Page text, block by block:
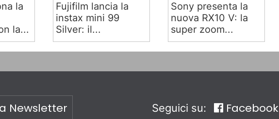
la
la...
Fujifilm lancia la
instax mini 99
Silver: il...
Sony presenta la
nuova RX10 V: la
super zoom...
Newsletter Seguici su: Facebook